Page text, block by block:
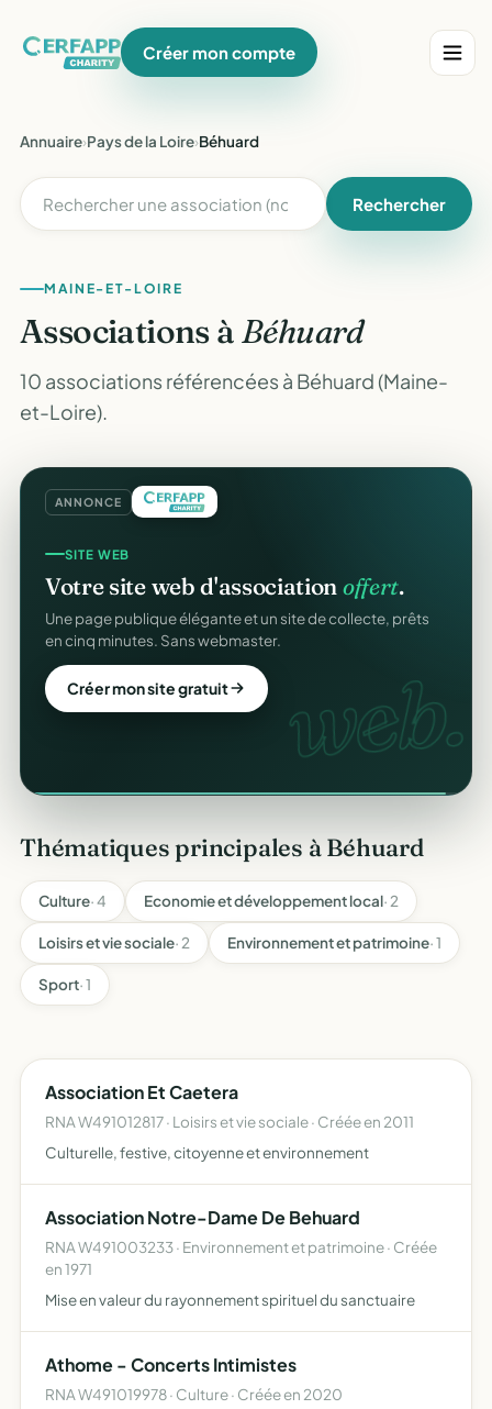
Créer mon compte
Annuaire›Pays de la Loire›Béhuard
Rechercher
MAINE-ET-LOIRE
Associations àBéhuard
10 associations référencées à Béhuard (Maine-
et-Loire).
ANNONCE
web.
SITE WEB
Votre site web d'associationoffert.
Une page publique élégante et un site de collecte, prêts
en cinq minutes. Sans webmaster.
Créer mon site gratuit
COLLECTE DE DONS
Collectez des donsen ligne.
Campagnes, paiement sécurisé, reçu fiscal instantané
pour chaque donateur. 100 % gratuit.
Lancer ma collecte
Thématiques principales à Béhuard
Culture· 4 Economie et développement local· 2
Loisirs et vie sociale· 2 Environnement et patrimoine· 1
Sport· 1
Association Et Caetera
RNA W491012817 · Loisirs et vie sociale · Créée en 2011
Culturelle, festive, citoyenne et environnement
Association Notre-Dame De Behuard
RNA W491003233 · Environnement et patrimoine · Créée
en 1971
Mise en valeur du rayonnement spirituel du sanctuaire
Athome - Concerts Intimistes
RNA W491019978 · Culture · Créée en 2020